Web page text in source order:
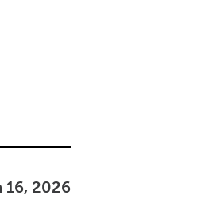
16, 2026